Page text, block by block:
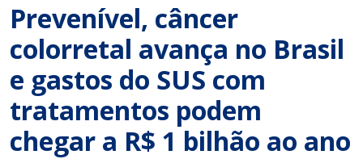
Prevenível, câncer
colorretal avança no Brasil
e gastos do SUS com
tratamentos podem
chegar a R$ 1 bilhão ao ano